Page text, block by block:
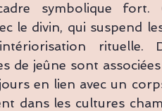
symbolique fort.
le divin, qui suspend
rituelle.
de jeûne sont
en lien avec un
dans les cultures